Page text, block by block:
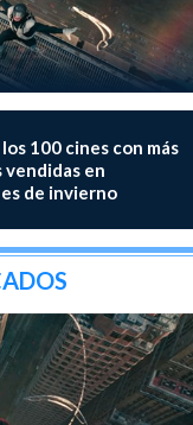
100 cines con más
vendidas en
de invierno